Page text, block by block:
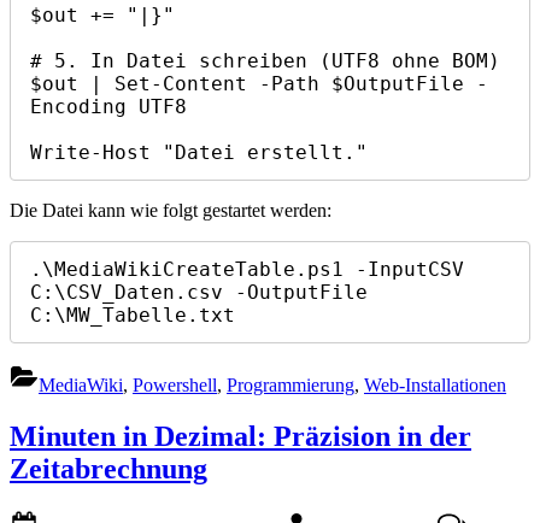
$out += "|}"
# 5. In Datei schreiben (UTF8 ohne BOM)
$out | Set-Content -Path $OutputFile -
Encoding UTF8
Die Datei kann wie folgt gestartet werden:
.\MediaWikiCreateTable.ps1 -InputCSV
C:\CSV_Daten.csv -OutputFile
C:\MW_Tabelle.txt
MediaWiki, Powershell, Programmierung, Web-Installationen
Minuten in Dezimal: Präzision in der
Zeitabrechnung